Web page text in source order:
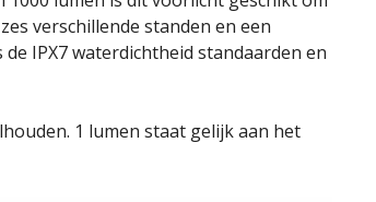
verschillende standen en een
IPX7 waterdichtheid standaarden en
1 lumen staat gelijk aan het